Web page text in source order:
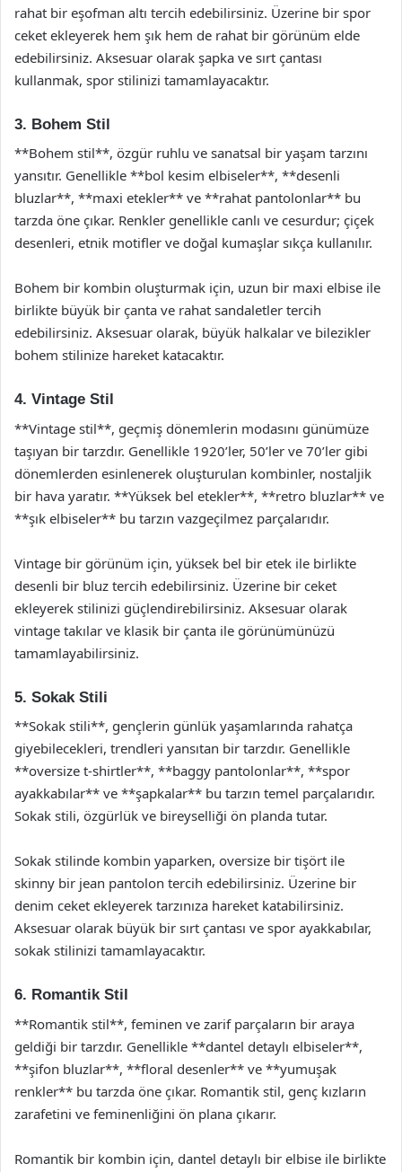
rahat bir eşofman altı tercih edebilirsiniz. Üzerine bir spor
ceket ekleyerek hem şık hem de rahat bir görünüm elde
edebilirsiniz. Aksesuar olarak şapka ve sırt çantası
kullanmak, spor stilinizi tamamlayacaktır.
3. Bohem Stil
**Bohem stil**, özgür ruhlu ve sanatsal bir yaşam tarzını
yansıtır. Genellikle **bol kesim elbiseler**, **desenli
bluzlar**, **maxi etekler** ve **rahat pantolonlar** bu
tarzda öne çıkar. Renkler genellikle canlı ve cesurdur; çiçek
desenleri, etnik motifler ve doğal kumaşlar sıkça kullanılır.
Bohem bir kombin oluşturmak için, uzun bir maxi elbise ile
birlikte büyük bir çanta ve rahat sandaletler tercih
edebilirsiniz. Aksesuar olarak, büyük halkalar ve bilezikler
bohem stilinize hareket katacaktır.
4. Vintage Stil
**Vintage stil**, geçmiş dönemlerin modasını günümüze
taşıyan bir tarzdır. Genellikle 1920’ler, 50’ler ve 70’ler gibi
dönemlerden esinlenerek oluşturulan kombinler, nostaljik
bir hava yaratır. **Yüksek bel etekler**, **retro bluzlar** ve
**şık elbiseler** bu tarzın vazgeçilmez parçalarıdır.
Vintage bir görünüm için, yüksek bel bir etek ile birlikte
desenli bir bluz tercih edebilirsiniz. Üzerine bir ceket
ekleyerek stilinizi güçlendirebilirsiniz. Aksesuar olarak
vintage takılar ve klasik bir çanta ile görünümünüzü
tamamlayabilirsiniz.
5. Sokak Stili
**Sokak stili**, gençlerin günlük yaşamlarında rahatça
giyebilecekleri, trendleri yansıtan bir tarzdır. Genellikle
**oversize t-shirtler**, **baggy pantolonlar**, **spor
ayakkabılar** ve **şapkalar** bu tarzın temel parçalarıdır.
Sokak stili, özgürlük ve bireyselliği ön planda tutar.
Sokak stilinde kombin yaparken, oversize bir tişört ile
skinny bir jean pantolon tercih edebilirsiniz. Üzerine bir
denim ceket ekleyerek tarzınıza hareket katabilirsiniz.
Aksesuar olarak büyük bir sırt çantası ve spor ayakkabılar,
sokak stilinizi tamamlayacaktır.
6. Romantik Stil
**Romantik stil**, feminen ve zarif parçaların bir araya
geldiği bir tarzdır. Genellikle **dantel detaylı elbiseler**,
**şifon bluzlar**, **floral desenler** ve **yumuşak
renkler** bu tarzda öne çıkar. Romantik stil, genç kızların
zarafetini ve feminenliğini ön plana çıkarır.
Romantik bir kombin için, dantel detaylı bir elbise ile birlikte